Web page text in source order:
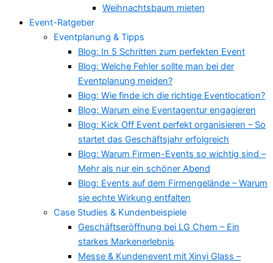
Weihnachtsbaum mieten
Event-Ratgeber
Eventplanung & Tipps
Blog: In 5 Schritten zum perfekten Event
Blog: Welche Fehler sollte man bei der
Eventplanung meiden?
Blog: Wie finde ich die richtige Eventlocation?
Blog: Warum eine Eventagentur engagieren
Blog: Kick Off Event perfekt organisieren – So
startet das Geschäftsjahr erfolgreich
Blog: Warum Firmen-Events so wichtig sind –
Mehr als nur ein schöner Abend
Blog: Events auf dem Firmengelände – Warum
sie echte Wirkung entfalten
Case Studies & Kundenbeispiele
Geschäftseröffnung bei LG Chem – Ein
starkes Markenerlebnis
Messe & Kundenevent mit Xinyi Glass –